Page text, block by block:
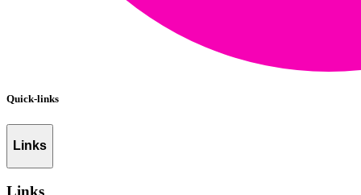
Quick-links
Links